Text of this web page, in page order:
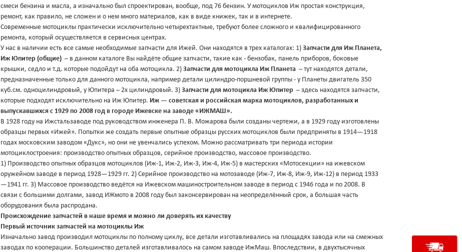
смеси бензина и масла, а изначально был спроектирован, вообще, под 76 бензин. У мотоциклов Иж простая конструкция,
ремонт, как правило, не сложен и о нем много материалов, как в виде книжек, так и в интернете.
Современные мотоциклы практически исключительно четырехтактные, требуют более сложного и квалифицированного
ремонта, который осуществляется в сервисных центрах.
У нас в наличии есть все самые необходимые запчасти для Ижей. Они находятся в трех каталогах: 1) Запчасти для Иж Планета,
Иж Юпитер (общие) – в данном каталоге Вы найдёте общие запчасти, такие как - бензобак, панель приборов, боковые
крышки, седло и т.д. которые подойдут на оба мотоцикла. 2) Запчасти для мотоцикла Иж Планета – тут находятся детали,
предназначенные только для данного мотоцикла, например детали цилиндро-поршневой группы - у Планеты двигатель 350
куб.см. одноцилиндровый, у Юпитера – 2х цилиндровый. 3) Запчасти для мотоцикла Иж Юпитер – здесь находятся запчасти,
которые подходят исключительно на Иж Юпитер. Иж — советская и российская марка мотоциклов, разработанных и
выпускавшихся с 1929 по 2008 год в городе Ижевске на заводе «ИЖМАШ».
В 1928 году на Ижстальзаводе под руководством инженера П. В. Можарова были созданы чертежи, а в 1929 году изготовлены
образцы первых «Ижей». Попытки же создать первые опытные образцы русских мотоциклов были предприняты в 1914—1918
годах московским заводом «Дукс», но они не увенчались успехом. Можно рассматривать три периода истории
мотоциклостроения: производство опытных образцов, серийное производство, массовое производство.
1) Производство опытных образцов мотоциклов (Иж-1, Иж-2, Иж-3, Иж-4, Иж-5) в мастерских «Мотосекции» на ижевском
оружейном заводе в период 1928—1929 гг. 2) Серийное производство на мотозаводе (Иж-7, Иж-8, Иж-9, Иж-12) в период 1933
—1941 гг. 3) Массовое производство ведётся на Ижевском машиностроительном заводе в период с 1946 года и по 2008. В
связи с большими долгами, завод ИЖмото в 2008 году был законсервирован на неопределённый срок, а большая часть
оборудования была распродана.
Происхождение запчастей в наше время и можно ли доверять их качеству
Первый источник запчастей на мотоциклы Иж
Изначально завод производил мотоциклы по полному циклу, все детали изготавливались на площадях завода или на смежных
заводах по кооперации. Большинство деталей изготавливалось на самом заводе ИжМаш. Впоследствии, в двухтысячных